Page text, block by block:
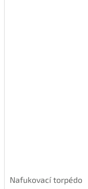
Nafukovací torpédo